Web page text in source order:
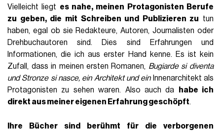
Vielleicht liegt es nahe, meinen Protagonisten Berufe
zu geben, die mit Schreiben und Publizieren zu tun
haben, egal ob sie Redakteure, Autoren, Journalisten oder
Drehbuchautoren sind. Dies sind Erfahrungen und
Informationen, die ich aus erster Hand kenne. Es ist kein
Zufall, dass in meinen ersten Romanen, Bugiarde si diventa
undStronze si nasce, ein Architekt und einInnenarchitekt als
Protagonisten zu sehen waren. Also auch da
habe ich
direkt aus meiner eigenen Erfahrung geschöpft.
Ihre Bücher sind berühmt für die verborgenen